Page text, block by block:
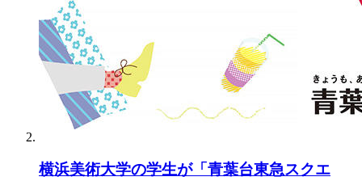
横浜美術大学の学生が「青葉台東急スクエ